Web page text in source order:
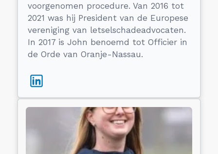
voorgenomen procedure. Van 2016 tot
2021 was hij President van de Europese
vereniging van letselschadeadvocaten.
In 2017 is John benoemd tot Officier in
de Orde van Oranje-Nassau.